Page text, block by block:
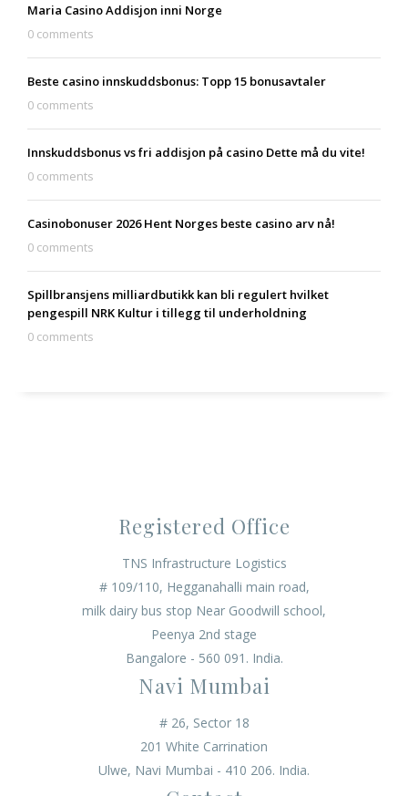
Maria Casino Addisjon inni Norge
0 comments
Beste casino innskuddsbonus: Topp 15 bonusavtaler
0 comments
Innskuddsbonus vs fri addisjon på casino Dette må du vite!
0 comments
Casinobonuser 2026 Hent Norges beste casino arv nå!
0 comments
Spillbransjens milliardbutikk kan bli regulert hvilket
pengespill NRK Kultur i tillegg til underholdning
0 comments
Registered Office
TNS Infrastructure Logistics
# 109/110, Hegganahalli main road,
milk dairy bus stop Near Goodwill school,
Peenya 2nd stage
Bangalore - 560 091. India.
Navi Mumbai
# 26, Sector 18
201 White Carrination
Ulwe, Navi Mumbai - 410 206. India.